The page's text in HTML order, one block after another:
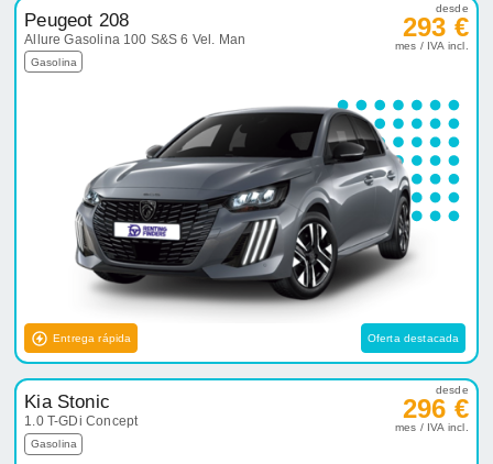
Peugeot 208
Allure Gasolina 100 S&S 6 Vel. Man
Gasolina
desde
293 €
mes / IVA incl.
Entrega rápida Oferta destacada
Kia Stonic
1.0 T-GDi Concept
Gasolina
desde
296 €
mes / IVA incl.